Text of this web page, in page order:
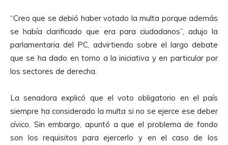
“Creo que se debió haber votado la multa porque además
se había clarificado que era para ciudadanos”, adujo la
parlamentaria del PC, advirtiendo sobre el largo debate
que se ha dado en torno a la iniciativa y en particular por
los sectores de derecha.
La senadora explicó que el voto obligatorio en el país
siempre ha considerado la multa si no se ejerce ese deber
cívico. Sin embargo, apuntó a que el problema de fondo
son los requisitos para ejercerlo y en el caso de los